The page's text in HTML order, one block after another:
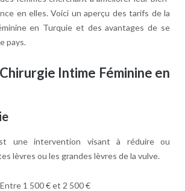
en elles. Voici un aperçu des tarifs de la
en Turquie et des avantages de se
pays.
Intime Féminine en
une intervention visant à réduire ou
lèvres ou les grandes lèvres de la vulve.
1 500 € et 2 500 €